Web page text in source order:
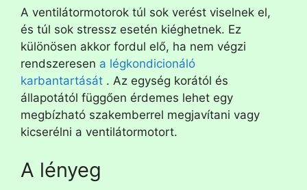
A ventilátormotorok túl sok verést viselnek el,
és túl sok stressz esetén kiéghetnek. Ez
különösen akkor fordul elő, ha nem végzi
rendszeresen a légkondicionáló
karbantartását . Az egység korától és
állapotától függően érdemes lehet egy
megbízható szakemberrel megjavítani vagy
kicserélni a ventilátormotort.
A lényeg